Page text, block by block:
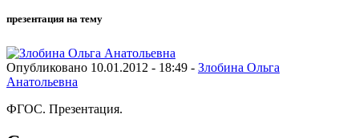
презентация на тему
Опубликовано 10.01.2012 - 18:49 - Злобина Ольга
Анатольевна
ФГОС. Презентация.